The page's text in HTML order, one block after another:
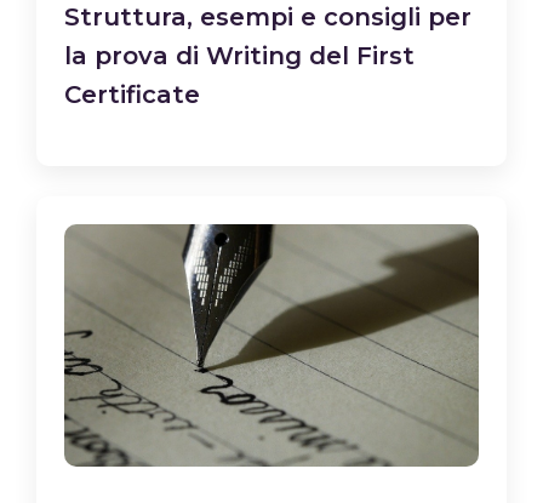
Struttura, esempi e consigli per
la prova di Writing del First
Certificate